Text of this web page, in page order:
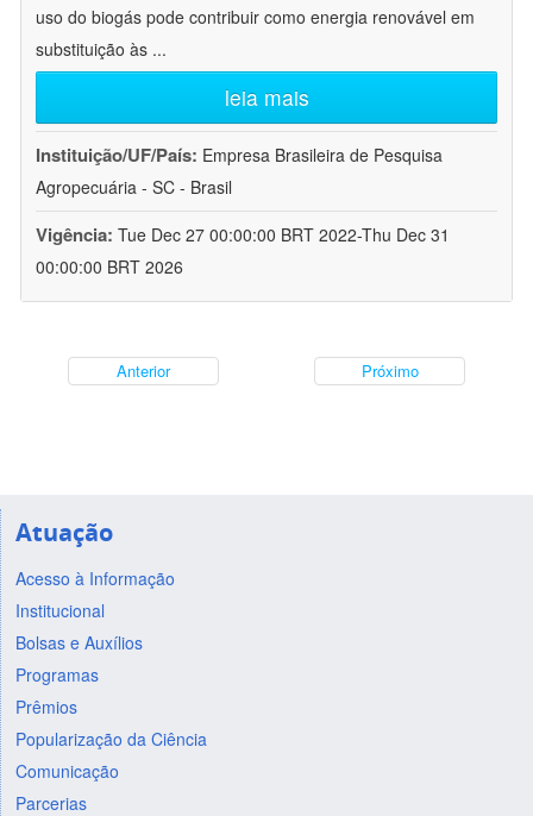
uso do biogás pode contribuir como energia renovável em
substituição às ...
leia mais
Instituição/UF/País: Empresa Brasileira de Pesquisa
Agropecuária - SC - Brasil
Vigência: Tue Dec 27 00:00:00 BRT 2022-Thu Dec 31
00:00:00 BRT 2026
Anterior Próximo
Atuação
Acesso à Informação
Institucional
Bolsas e Auxílios
Programas
Prêmios
Popularização da Ciência
Comunicação
Parcerias